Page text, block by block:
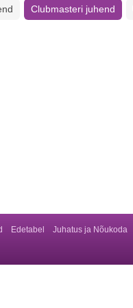
Clubmasteri juhend
Edetabel Juhatus ja Nõukoda